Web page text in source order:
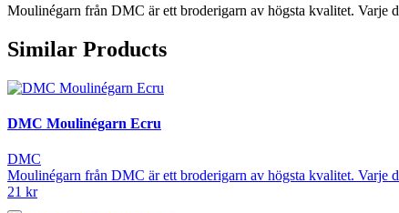
Moulinégarn från DMC är ett broderigarn av högsta kvalitet. Varje
Similar Products
DMC Moulinégarn Ecru
DMC
Moulinégarn från DMC är ett broderigarn av högsta kvalitet. Varje
21 kr